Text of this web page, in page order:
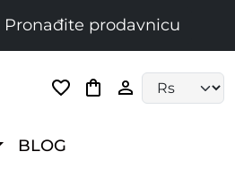
Pronađite prodavnicu
BLOG